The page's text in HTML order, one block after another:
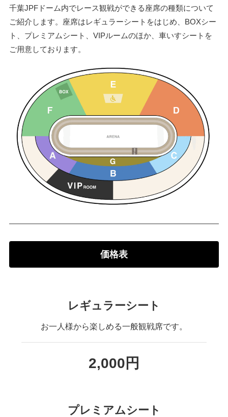
千葉JPFドーム内でレース観戦ができる座席の種類について
ご紹介します。座席はレギュラーシートをはじめ、BOXシー
ト、プレミアムシート、VIPルームのほか、車いすシートを
ご用意しております。
価格表
レギュラーシート
お一人様から楽しめる一般観戦席です。
2,000円
プレミアムシート